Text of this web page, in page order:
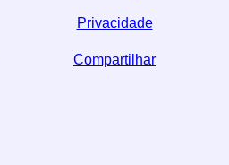
Privacidade
Compartilhar